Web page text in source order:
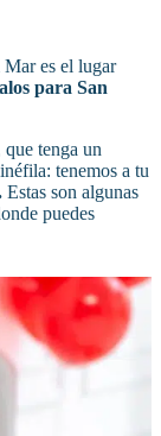
es el lugar
para San
tenga un
tenemos a tu
Estas son algunas
puedes